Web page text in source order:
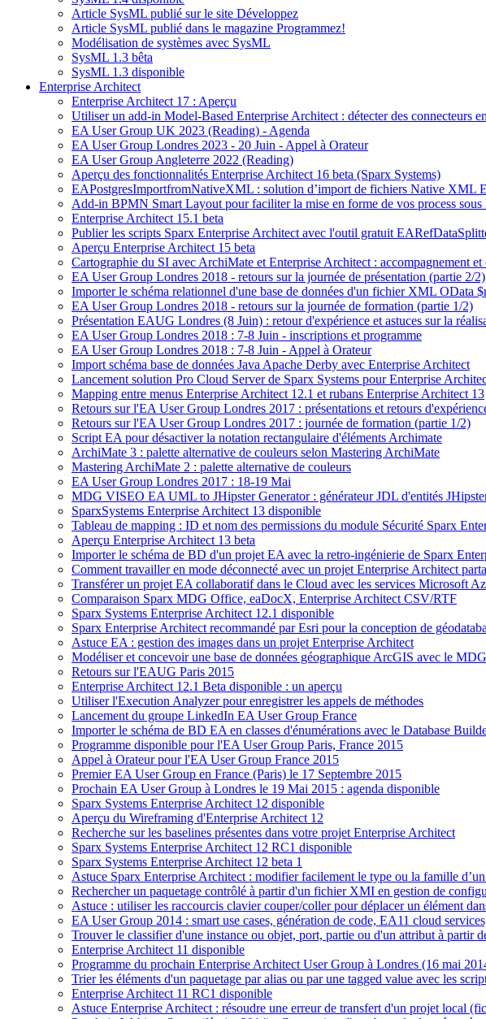
Article SysML publié sur le site Développez
Article SysML publié dans le magazine Programmez!
Modélisation de systèmes avec SysML
SysML 1.3 bêta
SysML 1.3 disponible
Enterprise Architect
Enterprise Architect 17 : Aperçu
Utiliser un add-in Model-Based Enterprise Architect : détecter des connecteurs
EA User Group UK 2023 (Reading) - Agenda
EA User Group Londres 2023 - 20 Juin - Appel à Orateur
EA User Group Angleterre 2022 (Reading)
Aperçu des fonctionnalités Enterprise Architect 16 beta (Sparx Systems)
EAPostgresImportfromNativeXML : solution d’import de fichiers Native XML
Add-in BPMN Smart Layout pour faciliter la mise en forme de vos process
Enterprise Architect 15.1 beta
Publier les scripts Sparx Enterprise Architect avec l'outil gratuit
Aperçu Enterprise Architect 15 beta
Cartographie du SI avec ArchiMate et Enterprise Architect : accompagnement
EA User Group Londres 2018 - retours sur la journée de présentation (partie 2/2)
Importer le schéma relationnel d'une base de données d'un fichier XML OData
EA User Group Londres 2018 - retours sur la journée de formation (partie 1/2)
Présentation EAUG Londres (8 Juin) : retour d'expérience et astuces sur la
EA User Group Londres 2018 : 7-8 Juin - inscriptions et programme
EA User Group Londres 2018 : 7-8 Juin - Appel à Orateur
Import schéma base de données Java Apache Derby avec Enterprise Architect
Lancement solution Pro Cloud Server de Sparx Systems pour Enterprise
Mapping entre menus Enterprise Architect 12.1 et rubans Enterprise Architect 13
Retours sur l'EA User Group Londres 2017 : présentations et retours
Retours sur l'EA User Group Londres 2017 : journée de formation (partie 1/2)
Script EA pour désactiver la notation rectangulaire d'éléments Archimate
ArchiMate 3 : palette alternative de couleurs selon Mastering ArchiMate
Mastering ArchiMate 2 : palette alternative de couleurs
EA User Group Londres 2017 : 18-19 Mai
MDG VISEO EA UML to JHipster Generator : générateur JDL d'entités
SparxSystems Enterprise Architect 13 disponible
Tableau de mapping : ID et nom des permissions du module Sécurité Sparx
Aperçu Enterprise Architect 13 beta
Importer le schéma de BD d'un projet EA avec la retro-ingénierie de Sparx
Comment travailler en mode déconnecté avec un projet Enterprise Architect
Transférer un projet EA collaboratif dans le Cloud avec les services Microsoft
Comparaison Sparx MDG Office, eaDocX, Enterprise Architect CSV/RTF
Sparx Systems Enterprise Architect 12.1 disponible
Sparx Enterprise Architect recommandé par Esri pour la conception de
Astuce EA : gestion des images dans un projet Enterprise Architect
Modéliser et concevoir une base de données géographique ArcGIS avec le
Retours sur l'EAUG Paris 2015
Enterprise Architect 12.1 Beta disponible : un aperçu
Utiliser l'Execution Analyzer pour enregistrer les appels de méthodes
Lancement du groupe LinkedIn EA User Group France
Importer le schéma de BD EA en classes d'énumérations avec le Database
Programme disponible pour l'EA User Group Paris, France 2015
Appel à Orateur pour l'EA User Group France 2015
Premier EA User Group en France (Paris) le 17 Septembre 2015
Prochain EA User Group à Londres le 19 Mai 2015 : agenda disponible
Sparx Systems Enterprise Architect 12 disponible
Aperçu du Wireframing d'Enterprise Architect 12
Recherche sur les baselines présentes dans votre projet Enterprise Architect
Sparx Systems Enterprise Architect 12 RC1 disponible
Sparx Systems Enterprise Architect 12 beta 1
Astuce Sparx Enterprise Architect : modifier facilement le type ou la famille
Rechercher un paquetage contrôlé à partir d'un fichier XMI en gestion de
Astuce : utiliser les raccourcis clavier couper/coller pour déplacer un élément
EA User Group 2014 : smart use cases, génération de code, EA11 cloud
Trouver le classifier d'une instance ou objet, port, partie ou d'un attribut à partir
Enterprise Architect 11 disponible
Programme du prochain Enterprise Architect User Group à Londres (16 mai
Trier les éléments d'un paquetage par alias ou par une tagged value avec les
Enterprise Architect 11 RC1 disponible
Astuce Enterprise Architect : résoudre une erreur de transfert d'un projet local